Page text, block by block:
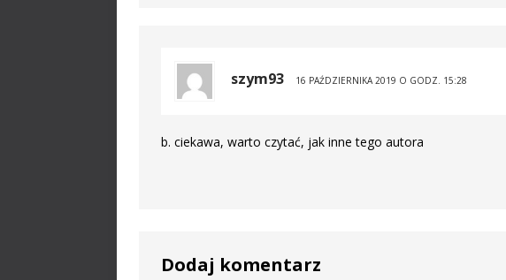
szym93 16 PAŹDZIERNIKA 2019 O GODZ. 15:28
b. ciekawa, warto czytać, jak inne tego autora
Dodaj komentarz